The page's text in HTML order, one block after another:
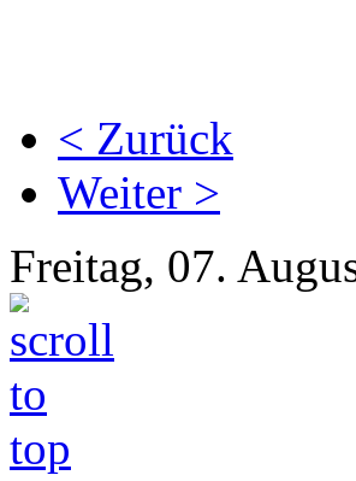
< Zurück
Weiter >
Freitag, 07.